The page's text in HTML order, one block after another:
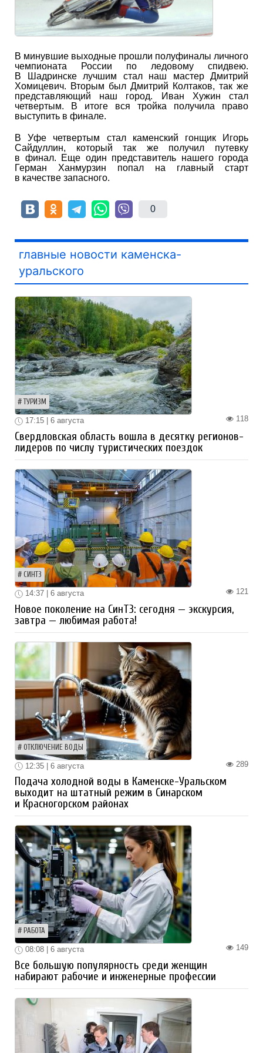
В минувшие выходные прошли полуфиналы личного
чемпионата России по ледовому спидвею.
В Шадринске лучшим стал наш мастер Дмитрий
Хомицевич. Вторым был Дмитрий Колтаков, так же
представляющий наш город. Иван Хужин стал
четвертым. В итоге вся тройка получила право
выступить в финале.
В Уфе четвертым стал каменский гонщик Игорь
Сайдуллин, который так же получил путевку
в финал. Еще один представитель нашего города
Герман Ханмурзин попал на главный старт
в качестве запасного.
0
главные новости каменска-
уральского
ТУРИЗМ
118
17:15 | 6 августа
Свердловская область вошла в десятку регионов-
лидеров по числу туристических поездок
СИНТЗ
121
14:37 | 6 августа
Новое поколение на СинТЗ: сегодня — экскурсия,
завтра — любимая работа!
ОТКЛЮЧЕНИЕ ВОДЫ
289
12:35 | 6 августа
Подача холодной воды в Каменске-Уральском
выходит на штатный режим в Синарском
и Красногорском районах
РАБОТА
149
08:08 | 6 августа
Все большую популярность среди женщин
набирают рабочие и инженерные профессии